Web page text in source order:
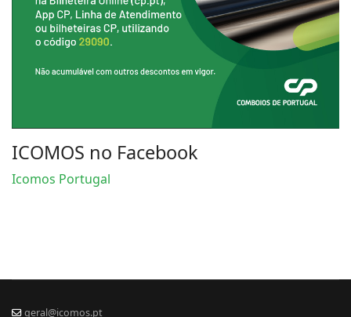
ICOMOS no Facebook
Icomos Portugal
geral@icomos.pt